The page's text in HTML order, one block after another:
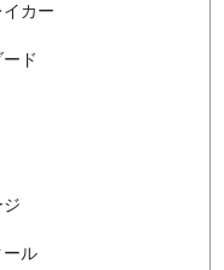
カー
ード
ール